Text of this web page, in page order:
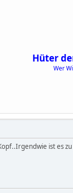
Hüter
Wer
ist es